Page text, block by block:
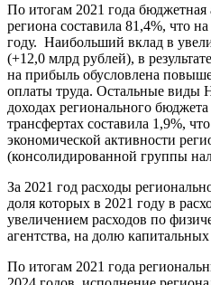
По итогам 2021 года
региона составила 81,4%, что
году. Наибольший вклад в
(+12,0 млрд рублей), в
на прибыль обусловлена
оплаты труда. Остальные виды
доходах регионального
трансфертах составила 1,9%,
экономической активности
(консолидированной группы
За 2021 год расходы
доля которых в 2021 году в
увеличением расходов по
агентства, на долю
По итогам 2021 года